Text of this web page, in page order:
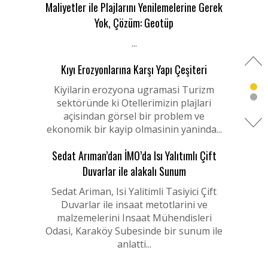
Maliyetler ile Plajlarını Yenilemelerine Gerek
Yok, Çözüm: Geotüp
...
Kıyı Erozyonlarına Karşı Yapı Çeşiteri
Kiyilarin erozyona ugramasi Turizm
sektöründe ki Otellerimizin plajlari
açisindan görsel bir problem ve
ekonomik bir kayip olmasinin yaninda...
Sedat Arıman’dan İMO’da Isı Yalıtımlı Çift
Duvarlar ile alakalı Sunum
Sedat Ariman, Isi Yalitimli Tasiyici Çift
Duvarlar ile insaat metotlarini ve
malzemelerini Insaat Mühendisleri
Odasi, Karaköy Subesinde bir sunum ile
anlatti...